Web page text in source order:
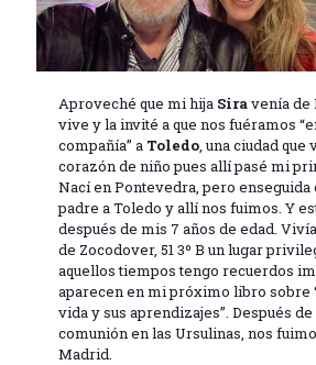
Aproveché que mi hija Siravenía de
vive y la invité a que nos fuéramos
compañía” a Toledo , una ciudad
corazón de niño pues allí pasé mi
Nací en Pontevedra, pero enseguida
padre a Toledo y allí nos fuimos. Y
después de mis 7 años de edad.
de Zocodover, 51 3º B un lugar
aquellos tiempos tengo recuerdos
aparecen en mi próximo libro sobre
vida y sus aprendizajes”. Después de
comunión en las Ursulinas, nos
Madrid.